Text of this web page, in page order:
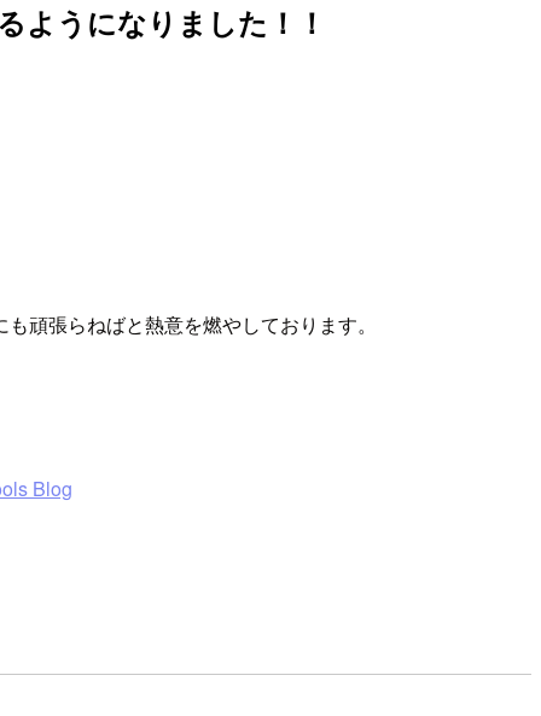
ようになりました！！
頑張らねばと熱意を燃やしております。
Blog